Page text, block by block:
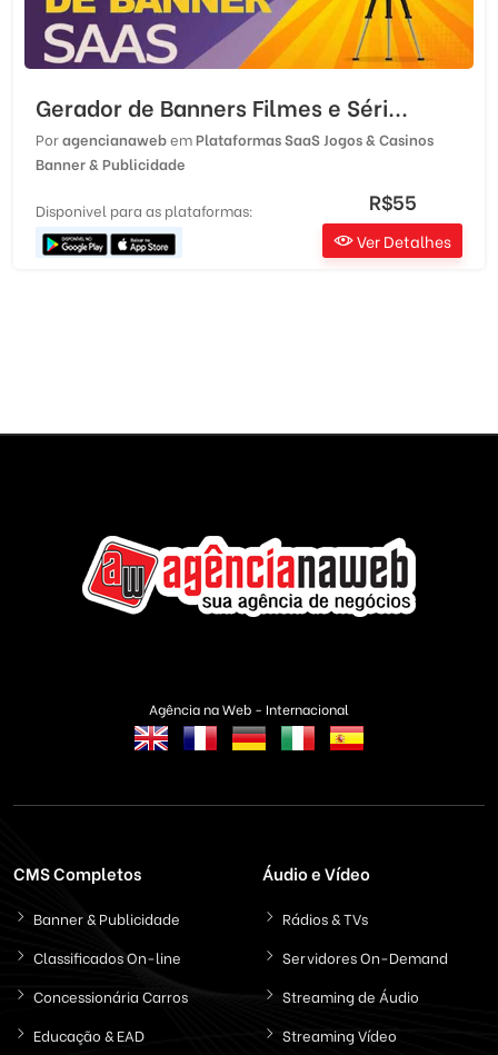
Gerador de Banners Filmes e Séri...
PoragencianawebemPlataformas SaaS Jogos & Casinos
Banner & Publicidade
Disponivel para as plataformas: R$55
Ver Detalhes
Agência na Web - Internacional
CMS Completos
Banner & Publicidade
Classificados On-line
Concessionária Carros
Educação & EAD
Áudio e Vídeo
Rádios & TVs
Servidores On-Demand
Streaming de Áudio
Streaming Vídeo